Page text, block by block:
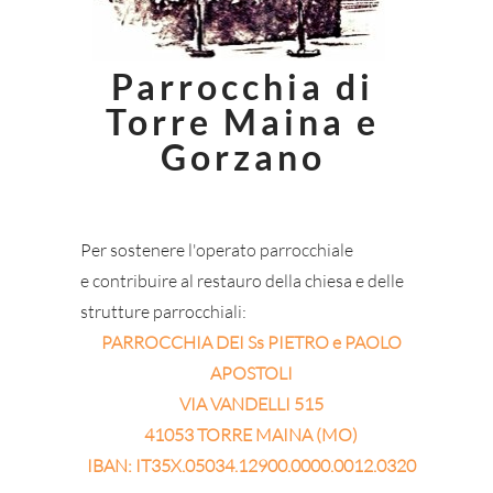
Per sostenere l'operato parrocchiale
e contribuire al restauro della chiesa e delle
strutture parrocchiali:
PARROCCHIA DEI Ss PIETRO e PAOLO
APOSTOLI
VIA VANDELLI 515
41053 TORRE MAINA (MO)
IBAN: IT35X.05034.12900.0000.0012.0320
Parrocchia di
Torre Maina e
Gorzano